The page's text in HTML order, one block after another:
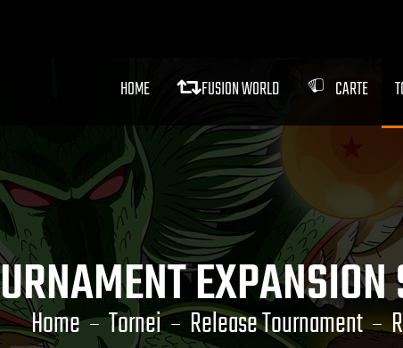
HOME FUSION WORLD CARTE
Home Tornei Release Tournament